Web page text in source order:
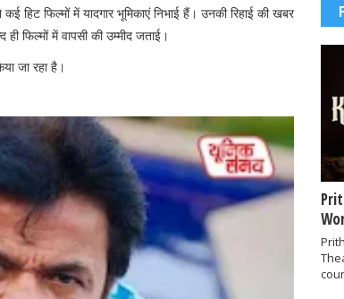
हिट फिल्मों में यादगार भूमिकाएं निभाई हैं। उनकी रिहाई की खबर
फिल्मों में वापसी की उम्मीद जताई।
जा रहा है।